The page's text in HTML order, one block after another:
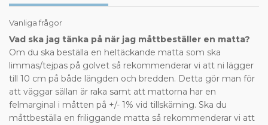
Vanliga frågor
Vad ska jag tänka på när jag måttbeställer en matta?
Om du ska beställa en heltäckande matta som ska
limmas/tejpas på golvet så rekommenderar vi att ni lägger
till 10 cm på både längden och bredden. Detta gör man för
att väggar sällan är raka samt att mattorna har en
felmarginal i måtten på +/- 1% vid tillskärning. Ska du
måttbeställa en friliggande matta så rekommenderar vi att